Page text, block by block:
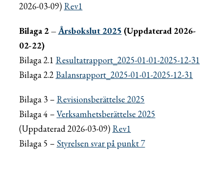
2026-03-09) Rev1
Bilaga 2 –Årsbokslut 2025 (Uppdaterad 2026-
02-22)
Bilaga 2.1 Resultatrapport_2025-01-01-2025-12-31
Bilaga 2.2Balansrapport_2025-01-01-2025-12-31
Bilaga 3 – Revisionsberättelse 2025
Bilaga 4 –Verksamhetsberättelse 2025
(Uppdaterad 2026-03-09) Rev1
Bilaga 5 – Styrelsen svar på punkt 7